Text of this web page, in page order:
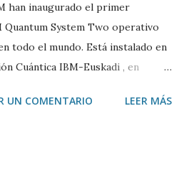
han inaugurado el primer
System Two operativo
todo el mundo. Está instalado en
Cuántica IBM-Euskadi , en
4 de alto. Está encerrado en una
UN COMENTARIO LEER MÁS